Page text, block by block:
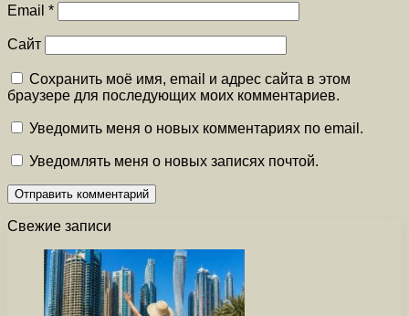
Email *
Сайт
Сохранить моё имя, email и адрес сайта в этом
браузере для последующих моих комментариев.
Уведомить меня о новых комментариях по email.
Уведомлять меня о новых записях почтой.
Свежие записи